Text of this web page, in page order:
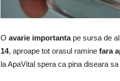
O avarie importantape sursa de
14, aproape tot orasul ramine fara
la ApaVital spera ca pina diseara